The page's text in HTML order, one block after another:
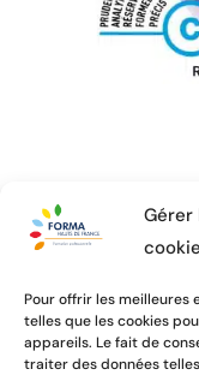
Gérer
Pour offrir les meilleures
telles que les cookies
appareils. Le fait de
traiter des données